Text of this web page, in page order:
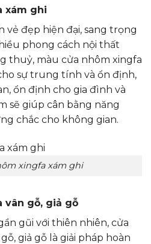
xám ghi
vẻ đẹp hiện đại, sang trọng
phong cách nội thất
thuỷ, màu cửa nhôm xingfa
sự trung tính và ổn định,
ổn định cho gia đình và
sẽ giúp cân bằng năng
chắc cho không gian.
xingfa xám ghi
vân gỗ, giả gỗ
gũi với thiên nhiên, cửa
giả gỗ là giải pháp hoàn